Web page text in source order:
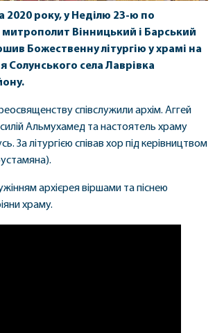
2020 року, у Неділю 23-ю по
митрополит Вінницький і Барський
Божественну літургію у храмі на
Солунського села Лаврівка
співслужили архім. Аггей
Альмухамед та настоятель храму
За літургією співав хор під керівництвом
архієрея віршами та піснею
храму.